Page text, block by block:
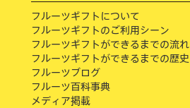
フルーツギフトについて
フルーツギフトのご利用シーン
フルーツギフトができるまでの流れ
フルーツギフトができるまでの歴史
フルーツブログ
フルーツ百科事典
メディア掲載